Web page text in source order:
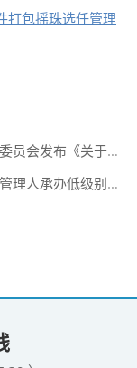
打包摇珠选任管理
司破产重整案件工作座谈会纪要》
级别破产案件的通知》